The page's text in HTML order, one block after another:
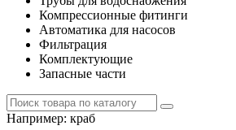
Компрессионные фитинги
Автоматика для насосов
Фильтрация
Комплектующие
Запасные части
Например: краб